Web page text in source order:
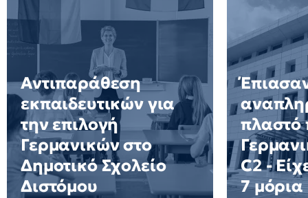
Αντιπαράθεση
εκπαιδευτικών για
την επιλογή
Γερμανικών στο
Δημοτικό Σχολείο
Διστόμου
πλαστό
C2 -
7 μόρια